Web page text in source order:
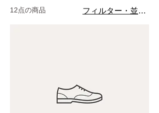
12点の商品 フィルター・並び替え